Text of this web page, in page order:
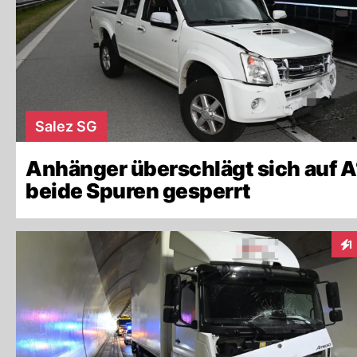
Salez SG
Anhänger überschlägt sich auf
beide Spuren gesperrt
1